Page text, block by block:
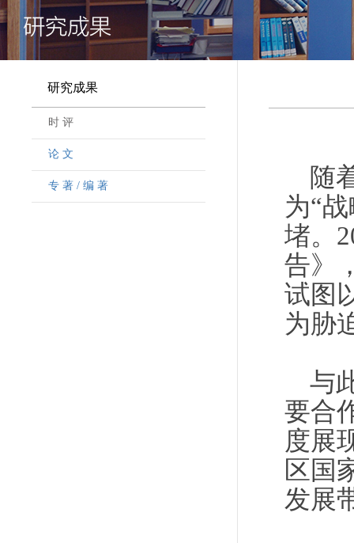
研究成果
时 评
论 文
专 著 / 编 著
随
为“
堵。
告》
试图
为胁
与
要合
度展
区国
发展